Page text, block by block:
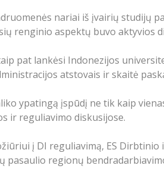
nariai iš įvairių
renginio aspektų buvo aktyvios
pat lankėsi Indonezijos
atstovais ir skaitė
ypatingą įspūdį ne tik kaip
ir reguliavimo diskusijose.
į DI reguliavimą, ES
pasaulio regionų